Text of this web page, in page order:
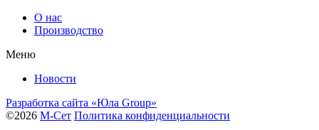
О нас
Производство
Меню
Новости
Разработка сайта «Юла Group»
©2026 М-Сет Политика конфиденциальности